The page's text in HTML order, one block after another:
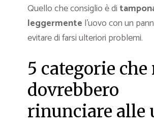
Quello che consiglio è di
leggermente l’uovo con un
evitare di farsi ulteriori problemi.
5 categorie che
dovrebbero
rinunciare alle